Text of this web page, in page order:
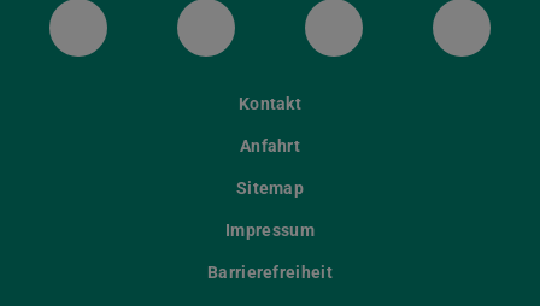
ULB Bluesky ULB FacebookULB InstagramULB
Kontakt
Anfahrt
Sitemap
Impressum
Barrierefreiheit